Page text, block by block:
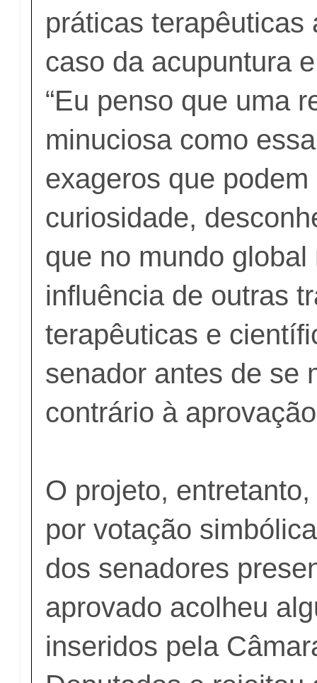
práticas terapêuticas
caso da acupuntura
“Eu penso que uma
minuciosa como
exageros que
curiosidade,
que no mundo
influência de outras
terapêuticas e
senador antes de se
contrário à
O projeto,
por votação
dos senadores
aprovado acolheu
inseridos pela